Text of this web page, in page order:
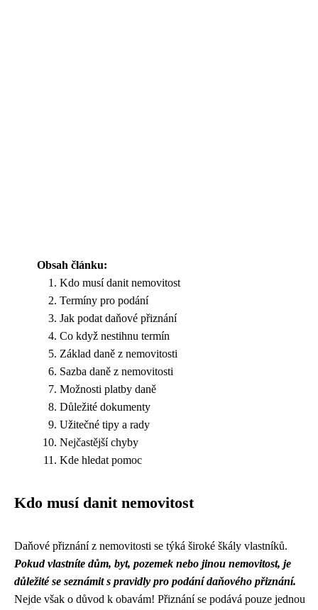
Obsah článku:
Kdo musí danit nemovitost
Termíny pro podání
Jak podat daňové přiznání
Co když nestihnu termín
Základ daně z nemovitosti
Sazba daně z nemovitosti
Možnosti platby daně
Důležité dokumenty
Užitečné tipy a rady
Nejčastější chyby
Kde hledat pomoc
Kdo musí danit nemovitost
Daňové přiznání z nemovitosti se týká široké škály vlastníků.
Pokud vlastníte dům, byt, pozemek nebo jinou nemovitost, je
důležité se seznámit s pravidly pro podání daňového přiznání.
Nejde však o důvod k obavám! Přiznání se podává pouze jednou